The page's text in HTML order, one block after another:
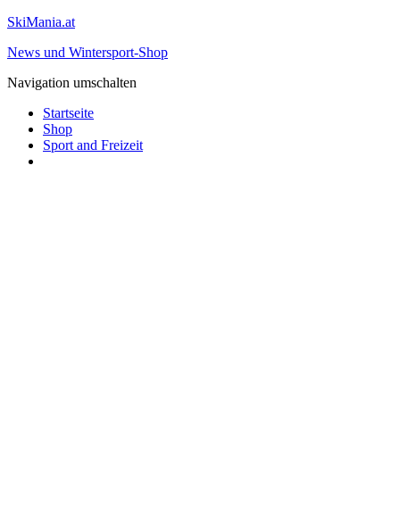
SkiMania.at
News und Wintersport-Shop
Navigation umschalten
Startseite
Shop
Sport and Freizeit